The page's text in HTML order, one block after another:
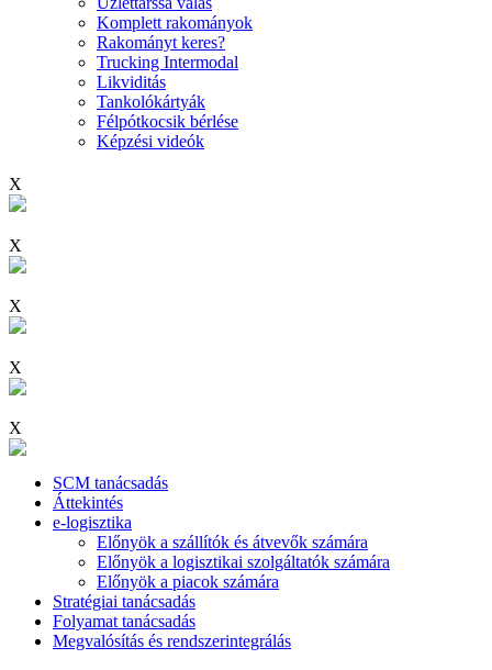
Komplett rakományok
Rakományt keres?
Trucking Intermodal
Likviditás
Tankolókártyák
Félpótkocsik bérlése
Képzési videók
X
X
X
X
X
SCM tanácsadás
Áttekintés
e-logisztika
Előnyök a szállítók és átvevők számára
Előnyök a logisztikai szolgáltatók számára
Előnyök a piacok számára
Stratégiai tanácsadás
Folyamat tanácsadás
Megvalósítás és rendszerintegrálás